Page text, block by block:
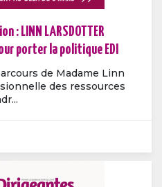
: LINN LARSDOTTER
porter la politique EDI
de Madame Linn
des ressources